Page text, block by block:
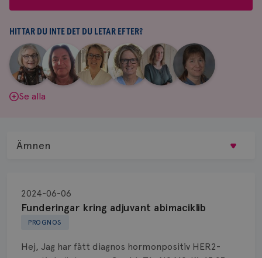
&
svar
HITTAR DU INTE DET DU LETAR EFTER?
Aina
Johnsson
|
Anne
Andersson
Fredrika
Killander
|
Jeanette
Bäcklund
|
Maria
Edegran
|
Yvette
Andersson
Se alla
PROGNOS
Funderingar kring adjuvant abimaciklib
2024-06-06
Hej, Jag har fått diagnos hormonpositiv HER2-
Ämnen
Biopsi
Biverkningar
Bröstvårta